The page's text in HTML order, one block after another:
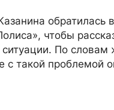
обратилась
чтобы
ситуации. По
с такой проблемой